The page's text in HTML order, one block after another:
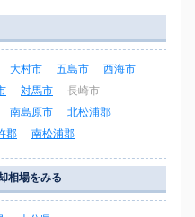
大村市 五島市
西海市
対馬市
長崎市
南島原市
北松浦郡
郡 南松浦郡
相場をみる